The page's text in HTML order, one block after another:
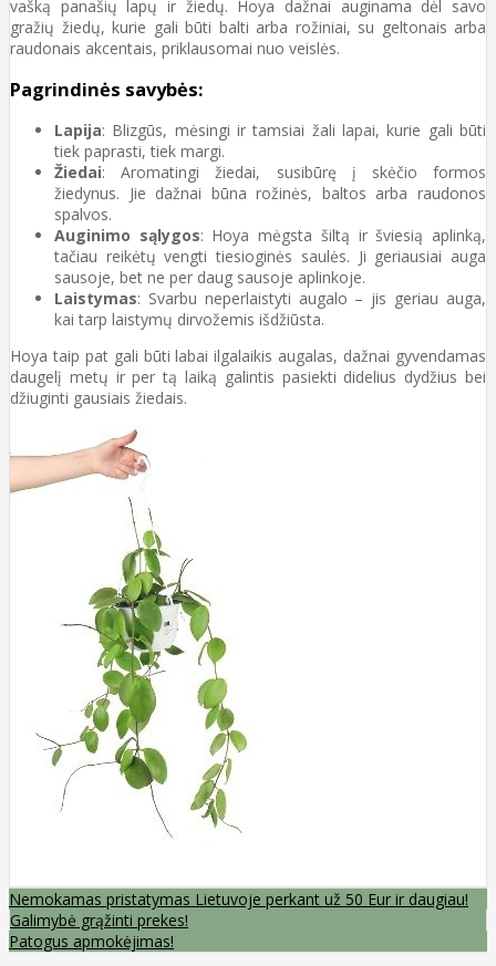
vašką panašių lapų ir žiedų. Hoya dažnai auginama dėl savo
gražių žiedų, kurie gali būti balti arba rožiniai, su geltonais arba
raudonais akcentais, priklausomai nuo veislės.
Pagrindinės savybės:
Lapija: Blizgūs, mėsingi ir tamsiai žali lapai, kurie gali būti
tiek paprasti, tiek margi.
Žiedai: Aromatingi žiedai, susibūrę į skėčio formos
žiedynus. Jie dažnai būna rožinės, baltos arba raudonos
spalvos.
Auginimo sąlygos: Hoya mėgsta šiltą ir šviesią aplinką,
tačiau reikėtų vengti tiesioginės saulės. Ji geriausiai auga
sausoje, bet ne per daug sausoje aplinkoje.
Laistymas: Svarbu neperlaistyti augalo – jis geriau auga,
kai tarp laistymų dirvožemis išdžiūsta.
Hoya taip pat gali būti labai ilgalaikis augalas, dažnai gyvendamas
daugelį metų ir per tą laiką galintis pasiekti didelius dydžius bei
džiuginti gausiais žiedais.
Nemokamas pristatymas Lietuvoje perkant už 50 Eur ir daugiau!
Galimybė grąžinti prekes!
Patogus apmokėjimas!